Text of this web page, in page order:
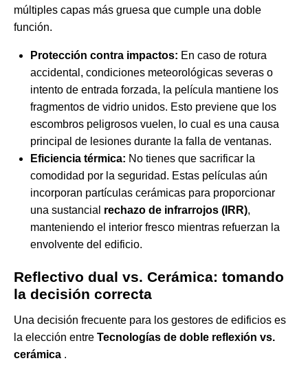
múltiples capas más gruesa que cumple una doble
función.
Protección contra impactos: En caso de rotura
accidental, condiciones meteorológicas severas o
intento de entrada forzada, la película mantiene los
fragmentos de vidrio unidos. Esto previene que los
escombros peligrosos vuelen, lo cual es una causa
principal de lesiones durante la falla de ventanas.
Eficiencia térmica: No tienes que sacrificar la
comodidad por la seguridad. Estas películas aún
incorporan partículas cerámicas para proporcionar
una sustancial rechazo de infrarrojos (IRR),
manteniendo el interior fresco mientras refuerzan la
envolvente del edificio.
Reflectivo dual vs. Cerámica: tomando
la decisión correcta
Una decisión frecuente para los gestores de edificios es
la elección entre Tecnologías de doble reflexión vs.
cerámica .